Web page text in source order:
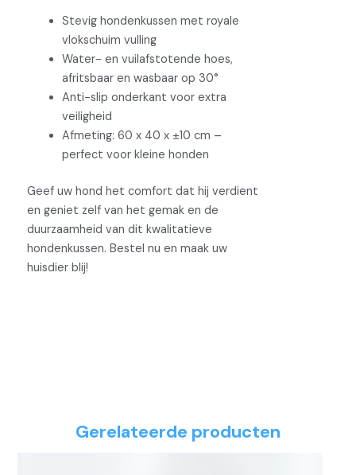
Stevig hondenkussen met royale
vlokschuim vulling
Water- en vuilafstotende hoes,
afritsbaar en wasbaar op 30°
Anti-slip onderkant voor extra
veiligheid
Afmeting: 60 x 40 x ±10 cm –
perfect voor kleine honden
Geef uw hond het comfort dat hij verdient
en geniet zelf van het gemak en de
duurzaamheid van dit kwalitatieve
hondenkussen. Bestel nu en maak uw
huisdier blij!
Gerelateerde producten